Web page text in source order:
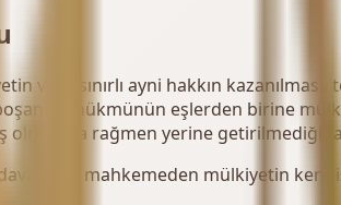
veya sınırlı ayni hakkın
hükmünün eşlerden birine
rağmen yerine getirilmediği
mahkemeden mülkiyetin